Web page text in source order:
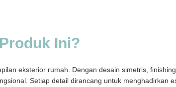
Ini?
eksterior rumah. Dengan desain simetris,
Setiap detail dirancang untuk menghadirkan